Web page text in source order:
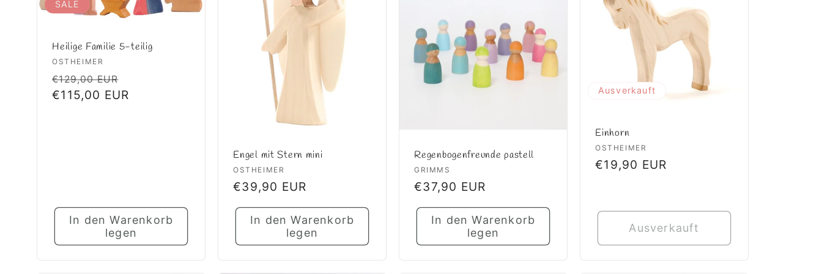
SALE
Heilige Familie 5-teilig
Anbieter:
OSTHEIMER
Normaler
Preis
€129,00 EUR
€115,00 EUR
In den Warenkorb
legen
Engel mit Stern mini
Anbieter:
OSTHEIMER
Normaler
Preis
€39,90 EUR
In den Warenkorb
legen
Regenbogenfreunde pastell
Anbieter:
GRIMMS
Normaler
Preis
€37,90 EUR
In den Warenkorb
legen
Ausverkauft
Einhorn
Anbieter:
OSTHEIMER
Normaler
€19,90 EUR
Ausverkauft